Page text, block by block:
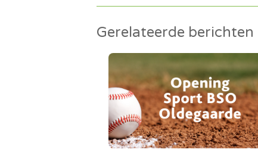
Gerelateerde berichten